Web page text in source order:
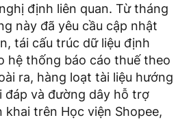
định liên quan. Từ tháng
này đã yêu cầu cập nhật
tái cấu trúc dữ liệu định
hệ thống báo cáo thuế theo
ra, hàng loạt tài liệu hướng
đáp và đường dây hỗ trợ
trên Học viện Shopee,